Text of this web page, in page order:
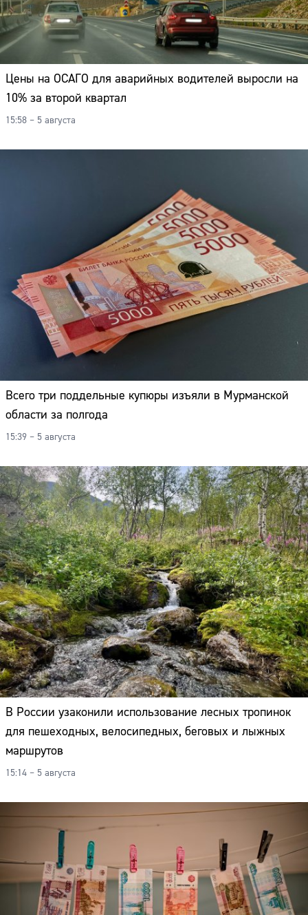
Цены на ОСАГО для аварийных водителей выросли на
10% за второй квартал
15:58 – 5 августа
Всего три поддельные купюры изъяли в Мурманской
области за полгода
15:39 – 5 августа
В России узаконили использование лесных тропинок
для пешеходных, велосипедных, беговых и лыжных
маршрутов
15:14 – 5 августа